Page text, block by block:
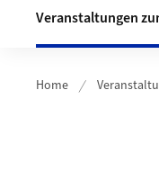
Veranstaltungen
Home